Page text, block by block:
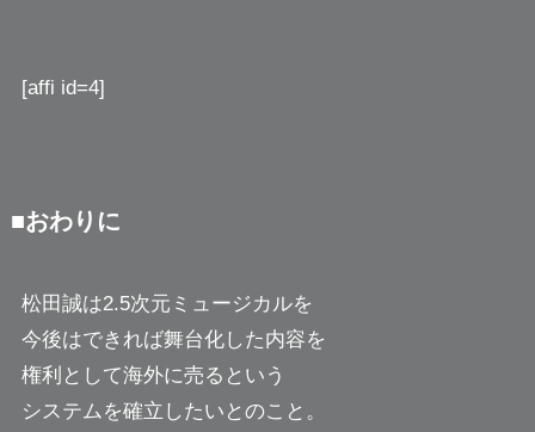
[affi id=4]
■おわりに
松田誠は2.5次元ミュージカルを
今後はできれば舞台化した内容を
権利として海外に売るという
システムを確立したいとのこと。